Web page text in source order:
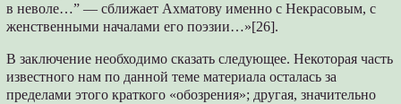
в неволе…” — сближает Ахматову именно с Некрасовым, с
женственными началами его поэзии…»[26].
В заключение необходимо сказать следующее. Некоторая часть
известного нам по данной теме материала осталась за
пределами этого краткого «обозрения»; другая, значительно